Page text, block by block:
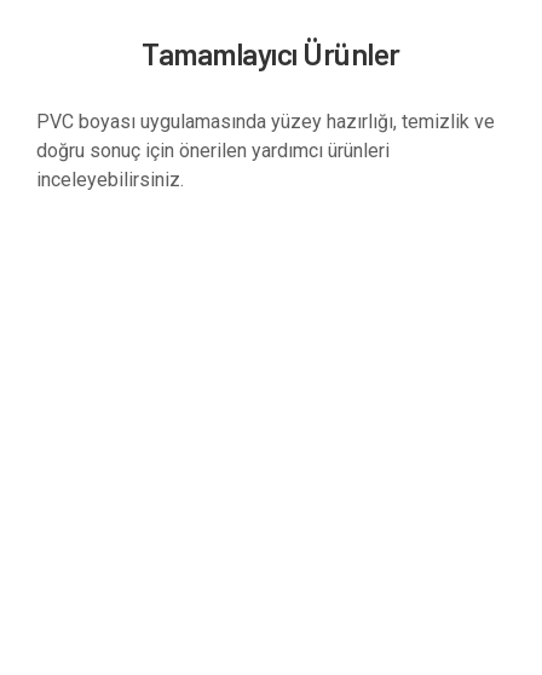
Tamamlayıcı Ürünler
PVC boyası uygulamasında yüzey hazırlığı, temizlik ve
doğru sonuç için önerilen yardımcı ürünleri
inceleyebilirsiniz.